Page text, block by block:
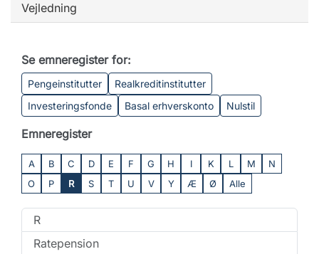
Vejledning
Se emneregister for:
Pengeinstitutter
Realkreditinstitutter
Investeringsfonde
Basal erhverskonto Nulstil
Emneregister
A B C D E F G H I K L M
N
O
P R S T U V Y Æ Ø Alle
R
Ratepension